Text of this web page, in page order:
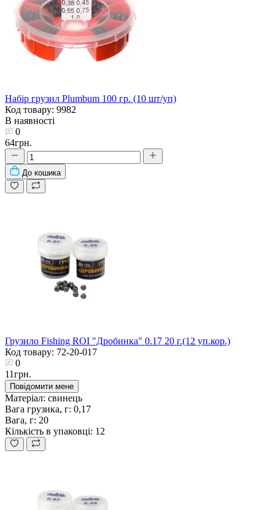
Набір грузил Plumbum 100 гр. (10 шт/уп)
Код товару: 9982
В наявності
0
64грн.
До кошика
Грузило Fishing ROI "Дробинка" 0.17 20 г.(12 уп.кор.)
Код товару: 72-20-017
0
11грн.
Повідомити мене
Матеріал: свинець
Вага грузика, г: 0,17
Вага, г: 20
Кількість в упаковці: 12